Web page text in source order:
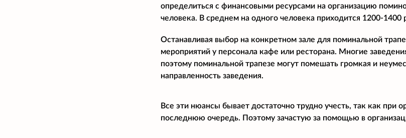
определиться с финансовыми ресурсами на организацию
человека. В среднем на одного человека приходится 1200-1400
Останавливая выбор на конкретном зале для поминальной
мероприятий у персонала кафе или ресторана. Многие
поэтому поминальной трапезе могут помешать громкая и
направленность заведения.
Все эти нюансы бывает достаточно трудно учесть, так как при
последнюю очередь. Поэтому зачастую за помощью в